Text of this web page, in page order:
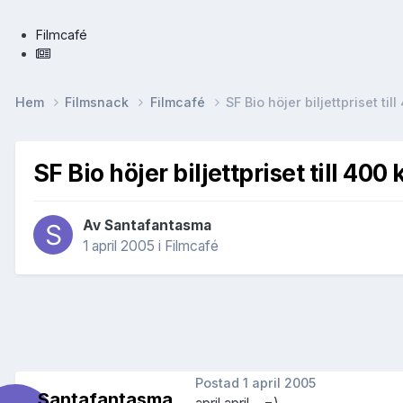
Filmcafé
Hem Filmsnack Filmcafé SF Bio höjer biljettpriset till
SF Bio höjer biljettpriset till 400
Av Santafantasma
1 april 2005 i Filmcafé
Postad 1 april 2005